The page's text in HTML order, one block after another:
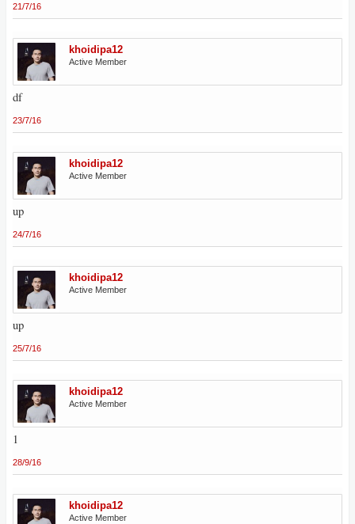
21/7/16
khoidipa12
Active Member
df
23/7/16
khoidipa12
Active Member
up
24/7/16
khoidipa12
Active Member
up
25/7/16
khoidipa12
Active Member
1
28/9/16
khoidipa12
Active Member